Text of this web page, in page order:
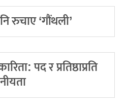
रुचाए ‘गौंथली’
पद र प्रतिष्ठाप्रति